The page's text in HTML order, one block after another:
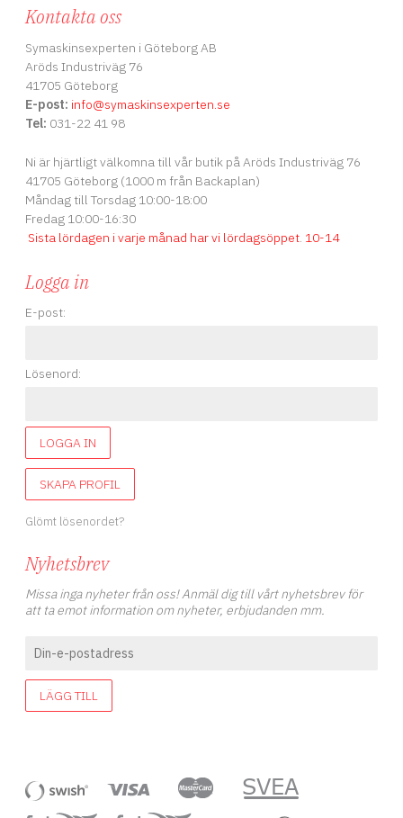
Kontakta oss
Symaskinsexperten i Göteborg AB
Aröds Industriväg 76
41705 Göteborg
E-post: info@symaskinsexperten.se
Tel: 031-22 41 98
Ni är hjärtligt välkomna till vår butik på Aröds Industriväg 76
41705 Göteborg (1000 m från Backaplan)
Måndag till Torsdag 10:00-18:00
Fredag 10:00-16:30
Sista lördagen i varje månad har vi lördagsöppet. 10-14
Logga in
E-post:
Lösenord:
LOGGA IN
SKAPA PROFIL
Glömt lösenordet?
Nyhetsbrev
Missa inga nyheter från oss! Anmäl dig till vårt nyhetsbrev för
att ta emot information om nyheter, erbjudanden mm.
LÄGG TILL